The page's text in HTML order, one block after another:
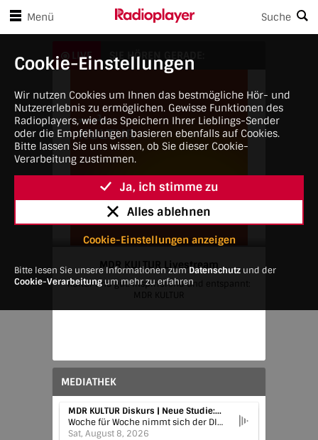
Cookie-Einstellungen
Wir nutzen Cookies um Ihnen das bestmögliche Hör- und
Nutzererlebnis zu ermöglichen. Gewisse Funktionen des
Radioplayers, wie das Speichern Ihrer Lieblings-Sender
oder die Empfehlungen basieren ebenfalls auf Cookies.
Bitte lassen Sie uns wissen, ob Sie dieser Cookie-
Verarbeitung zustimmen.
Ja, ich stimme zu
Alles ablehnen
Cookie-Einstellungen anzeigen
Bitte lesen Sie unsere Informationen zumDatenschutz und der
Cookie-Verarbeitung um mehr zu erfahren
Zum Hauptinhalt springen
Player-Steuerungen springen
Menü Suche
MDR KULTUR Livestream
LIVE SIE HÖREN GERADE:
MDR KULTUR Livestream
Kultur und gut. Inspirierend und entspannt:
MDR KULTUR
MEDIATHEK
MDR KULTUR Diskurs | Neue Studie: Mit der AfD ginge es wirtschaftlich bergab
Woche für Woche nimmt sich der DISKURS Zeit, über Fragen aus ganz unterschiedlichen Bereichen zu nachzudenken. Mit Experten ihres jeweiligen Fachs spricht MDR KULTUR über die aktuellen Tendenzen in Geschichte und Gesellschaft, Philosophie und Religion, Kulturgeschichte, Naturwissenschaften und Lebenshilfe. Und steht damit für die kritische Reflexion der Gegenwart sowie geistige Konzentration und Orientierungen über den Augenblick hinaus.
Sat, August 8, 2026